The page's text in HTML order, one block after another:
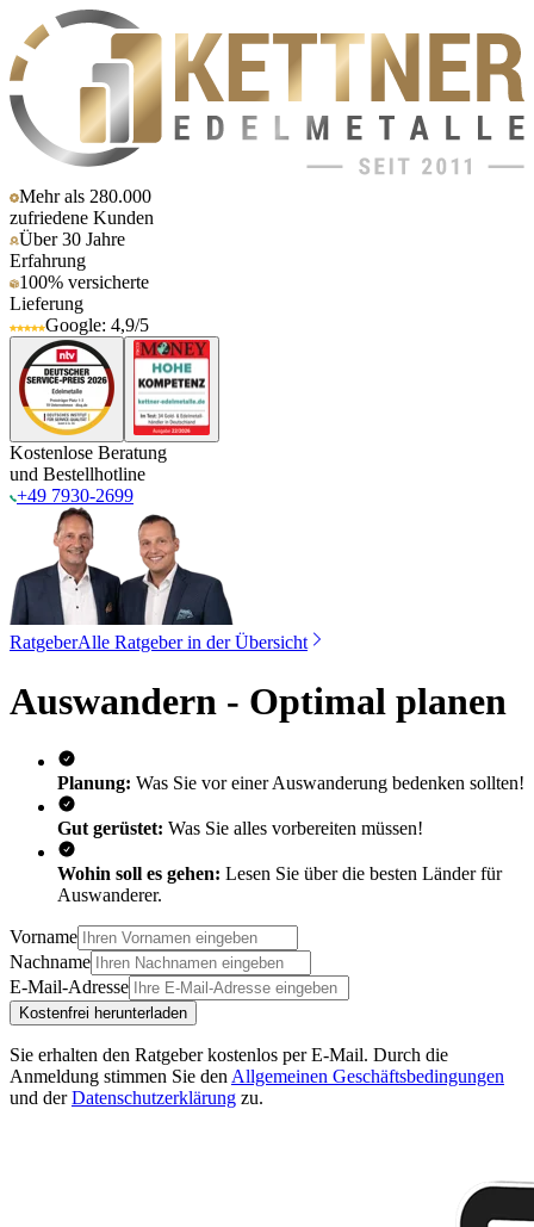
Mehr als 280.000
zufriedene Kunden
Über 30 Jahre
Erfahrung
100% versicherte
Lieferung
Google: 4,9/5
Kostenlose Beratung
und Bestellhotline
+49 7930-2699
RatgeberAlle Ratgeber in der Übersicht
Auswandern - Optimal planen
Planung: Was Sie vor einer Auswanderung bedenken sollten!
Gut gerüstet: Was Sie alles vorbereiten müssen!
Wohin soll es gehen: Lesen Sie über die besten Länder für
Auswanderer.
Vorname
Nachname
E-Mail-Adresse
Kostenfrei herunterladen
Sie erhalten den Ratgeber kostenlos per E-Mail. Durch die
Anmeldung stimmen Sie den Allgemeinen Geschäftsbedingungen
und derDatenschutzerklärung zu.